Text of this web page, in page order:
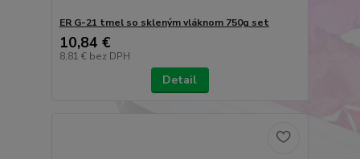
ER G-21 tmel so skleným vláknom 750g set
10,84 €
8,81 € bez DPH
Detail